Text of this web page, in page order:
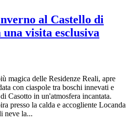
al Castello di
visita esclusiva
magica delle Residenze Reali, apre
con ciaspole tra boschi innevati e
Casotto in un'atmosfera incantata.
presso la calda e accogliente Locanda
neve la...